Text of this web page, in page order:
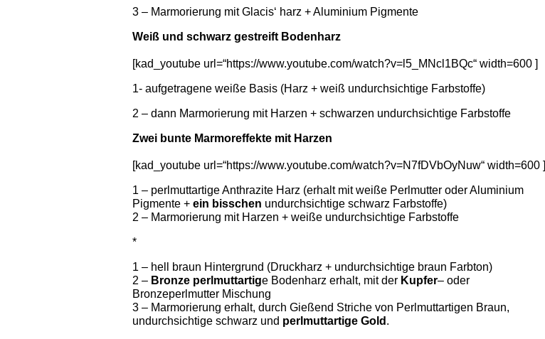
3 – Marmorierung mit Glacis‘ harz + Aluminium Pigmente
Weiß und schwarz gestreift Bodenharz
[kad_youtube url=“https://www.youtube.com/watch?v=l5_MNcl1BQc“ width=600 ]
1- aufgetragene weiße Basis (Harz + weiß undurchsichtige Farbstoffe)
2 – dann Marmorierung mit Harzen + schwarzen undurchsichtige Farbstoffe
Zwei bunte Marmoreffekte mit Harzen
[kad_youtube url=“https://www.youtube.com/watch?v=N7fDVbOyNuw“ width=600 ]
1 – perlmuttartige Anthrazite Harz (erhalt mit weiße Perlmutter oder Aluminium
Pigmente + ein bisschen undurchsichtige schwarz Farbstoffe)
2 – Marmorierung mit Harzen + weiße undurchsichtige Farbstoffe
*
1 – hell braun Hintergrund (Druckharz + undurchsichtige braun Farbton)
2 – Bronze perlmuttartige Bodenharz erhalt, mit der Kupfer– oder
Bronzeperlmutter Mischung
3 – Marmorierung erhalt, durch Gießend Striche von Perlmuttartigen Braun,
undurchsichtige schwarz und perlmuttartige Gold .